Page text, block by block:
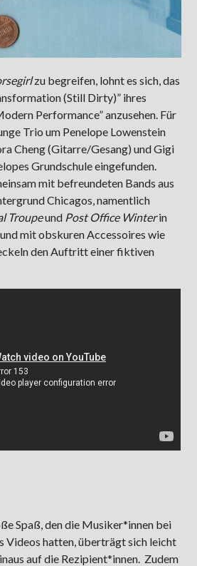
zu begreifen, lohnt es sich, das
(Still Dirty)” ihres
Performance” anzusehen. Für
Trio um Penelope Lowenstein
Cheng (Gitarre/Gesang) und Gigi
Grundschule eingefunden.
mit befreundeten Bands aus
Chicagos, namentlich
Troupeund Post Office Winterin
mit obskuren Accessoires wie
den Auftritt einer fiktiven
Spaß, den die Musiker*innen bei
Videos hatten, überträgt sich leicht
auf die Rezipient*innen. Zudem